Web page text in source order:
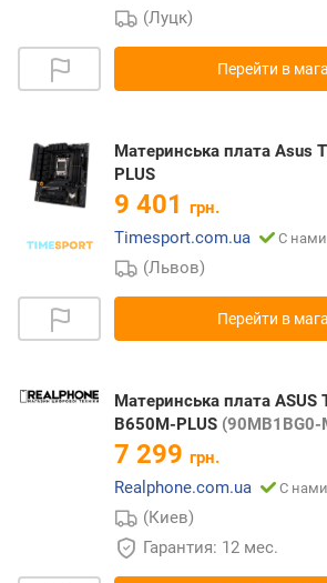
(Луцк)
Перейти в
Материнська плата Asus
PLUS
9 401 грн.
Timesport.com.ua
С нами
(Львов)
Перейти в
Материнська плата ASUS
B650M-PLUS (90MB1BG0-
7 299 грн.
Realphone.com.ua
С нами
(Киев)
Гарантия: 12 мес.